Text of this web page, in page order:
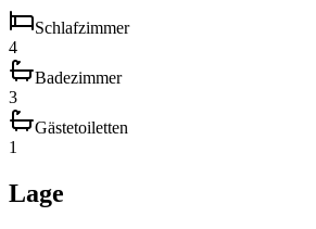
Schlafzimmer
4
Badezimmer
3
Gästetoiletten
1
Lage